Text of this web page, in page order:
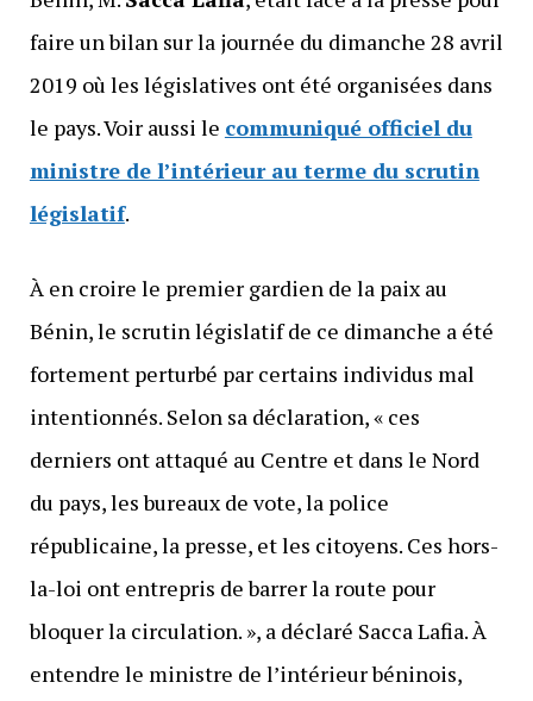
faire un bilan sur la journée du dimanche 28 avril
2019 où les législatives ont été organisées dans
le pays. Voir aussi le communiqué officiel du
ministre de l’intérieur au terme du scrutin
législatif.
À en croire le premier gardien de la paix au
Bénin, le scrutin législatif de ce dimanche a été
fortement perturbé par certains individus mal
intentionnés. Selon sa déclaration, « ces
derniers ont attaqué au Centre et dans le Nord
du pays, les bureaux de vote, la police
républicaine, la presse, et les citoyens. Ces hors-
la-loi ont entrepris de barrer la route pour
bloquer la circulation. », a déclaré Sacca Lafia. À
entendre le ministre de l’intérieur béninois,